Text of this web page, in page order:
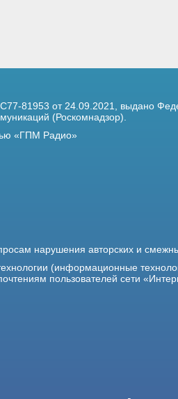
81953 от 24.09.2021,
выдано
(Роскомнадзор).
«ГПМ Радио»
нарушения авторских и
(информационные
пользователей сети